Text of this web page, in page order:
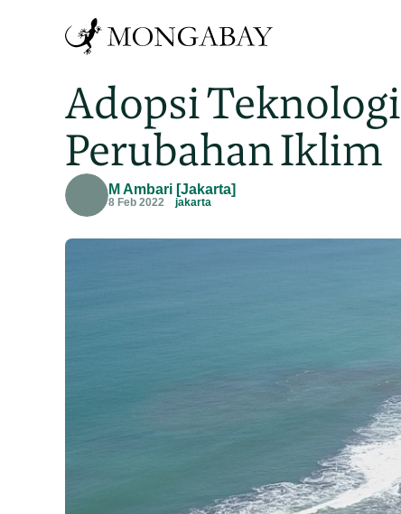
Adopsi
Perubahan Iklim
M Ambari [Jakarta]
8 Feb 2022 jakarta